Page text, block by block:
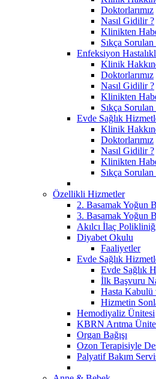
Doktorlarımız
Nasıl Gidilir ?
Klinikten
Sıkça
Enfeksiyon
Klinik
Doktorlarımız
Nasıl Gidilir ?
Klinikten
Sıkça
Evde Sağlık
Klinik
Doktorlarımız
Nasıl Gidilir ?
Klinikten
Sıkça
Özellikli Hizmetler
2. Basamak Yoğun
3. Basamak Yoğun
Akılcı İlaç
Diyabet Okulu
Faaliyetler
Evde Sağlık
Evde Sağlık
İlk Başvuru
Hasta Kabulü
Hizmetin
Hemodiyaliz Ünitesi
KBRN Arıtma
Organ Bağışı
Ozon Terapisiyle
Palyatif Bakım